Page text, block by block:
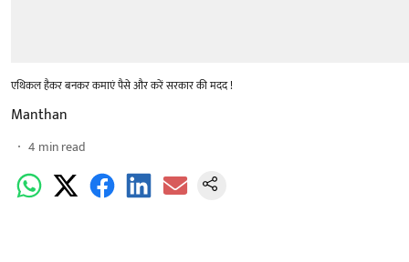
एथिकल हैकर बनकर कमाएं पैसे और करें सरकार की मदद !
Manthan
4 min read